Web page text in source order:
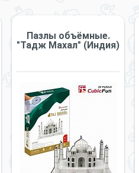
Пазлы объёмные.
"Тадж Махал" (Индия)